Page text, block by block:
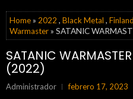
Home» 2022 , Black Metal ,
Warmaster» SATANIC
SATANIC
(2022)
Administrador febrero 17, 2023